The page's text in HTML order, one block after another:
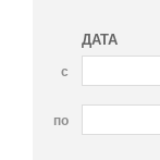
ДАТА
с
по